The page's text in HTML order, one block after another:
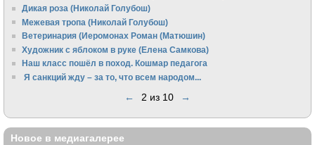
Дикая роза (Николай Голубош)
Межевая тропа (Николай Голубош)
Ветеринария (Иеромонах Роман (Матюшин)
Художник с яблоком в руке (Елена Самкова)
Наш класс пошёл в поход. Кошмар педагога
Я санкций жду – за то, что всем народом...
← 2 из 10 →
Новое в медиагалерее